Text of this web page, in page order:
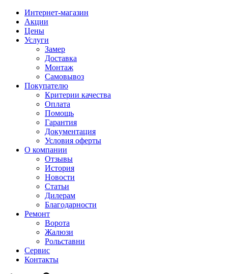
Интернет-магазин
Акции
Цены
Услуги
Замер
Доставка
Монтаж
Самовывоз
Покупателю
Критерии качества
Оплата
Помощь
Гарантия
Документация
Условия оферты
О компании
Отзывы
История
Новости
Статьи
Дилерам
Благодарности
Ремонт
Ворота
Жалюзи
Рольставни
Сервис
Контакты